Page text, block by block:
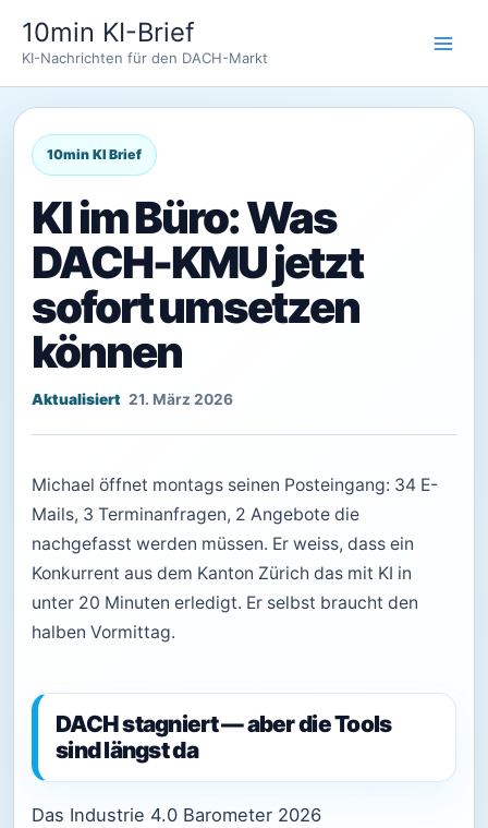
Inhalt
springen
10min KI-Brief
KI-Nachrichten für den DACH-Markt
KI im Büro: Was
DACH-KMU jetzt
sofort umsetzen
können
21. März 2026
Michael öffnet montags seinen Posteingang: 34 E-
Mails, 3 Terminanfragen, 2 Angebote die
nachgefasst werden müssen. Er weiss, dass ein
Konkurrent aus dem Kanton Zürich das mit KI in
unter 20 Minuten erledigt. Er selbst braucht den
halben Vormittag.
DACH stagniert — aber die Tools
sind längst da
Das Industrie 4.0 Barometer 2026